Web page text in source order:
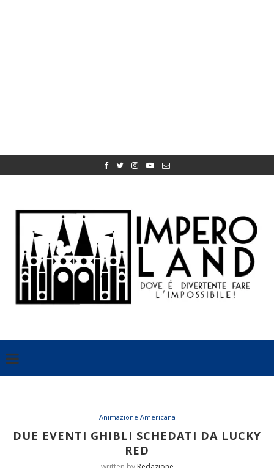
Animazione Americana
DUE EVENTI GHIBLI SCHEDATI DA LUCKY
RED